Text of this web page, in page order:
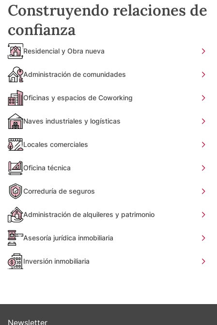
Construyendo relaciones de
confianza
Residencial y Obra nueva
Administración de comunidades
Oficinas y espacios de Coworking
Naves industriales y logísticas
Locales comerciales
Oficina técnica
Correduría de seguros
Administración de alquileres y patrimonio
Asesoría jurídica inmobiliaria
Inversión inmobiliaria
Newsletter